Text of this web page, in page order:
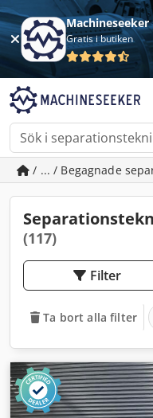
Machineseeker
Gratis i butiken
/ ... / Begagnade
(117)
Filter
Ta bort alla filter